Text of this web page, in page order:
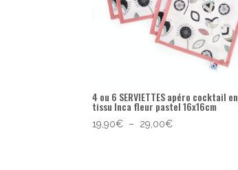
4 ou 6 SERVIETTES apéro cocktail en
tissu Inca fleur pastel 16x16cm
19,90€ – 29,00€Plage